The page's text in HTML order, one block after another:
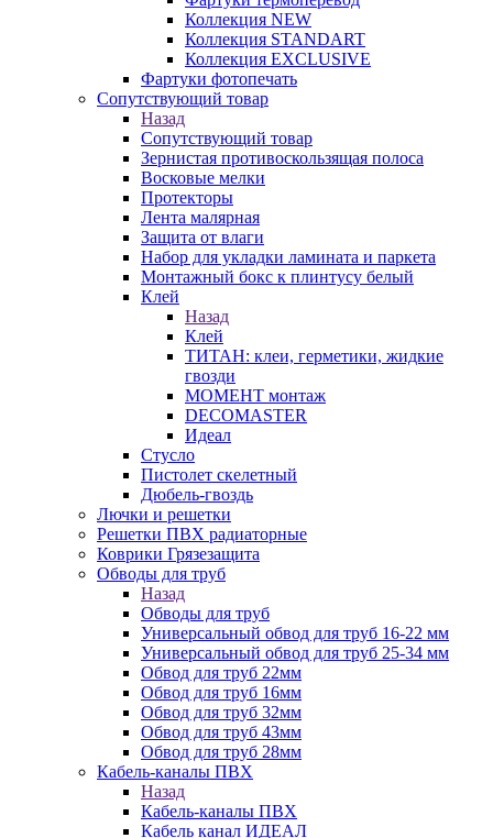
Коллекция NEW
Коллекция STANDART
Коллекция EXCLUSIVE
Фартуки фотопечать
Сопутствующий товар
Назад
Сопутствующий товар
Зернистая противоскользящая полоса
Восковые мелки
Протекторы
Лента малярная
Защита от влаги
Набор для укладки ламината и паркета
Монтажный бокс к плинтусу белый
Клей
Назад
Клей
ТИТАН: клеи, герметики, жидкие
гвозди
МОМЕНТ монтаж
DECOMASTER
Идеал
Стусло
Пистолет скелетный
Дюбель-гвоздь
Лючки и решетки
Решетки ПВХ радиаторные
Коврики Грязезащита
Обводы для труб
Назад
Обводы для труб
Универсальный обвод для труб 16-22 мм
Универсальный обвод для труб 25-34 мм
Обвод для труб 22мм
Обвод для труб 16мм
Обвод для труб 32мм
Обвод для труб 43мм
Обвод для труб 28мм
Кабель-каналы ПВХ
Назад
Кабель-каналы ПВХ
Кабель канал ИДЕАЛ